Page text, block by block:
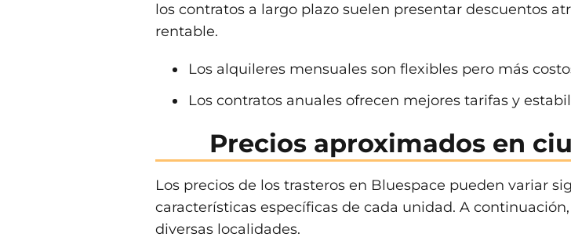
los contratos a largo plazo suelen presentar descuentos
rentable.
Los alquileres mensuales son flexibles pero más
Los contratos anuales ofrecen mejores tarifas y
Precios aproximados en
Los precios de los trasteros en Bluespace pueden variar
características específicas de cada unidad. A
diversas localidades.